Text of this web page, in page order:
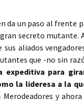
da un paso al frente
secreto mutante.
aliados
que -no sin
expeditiva para
la lideresa a la
y